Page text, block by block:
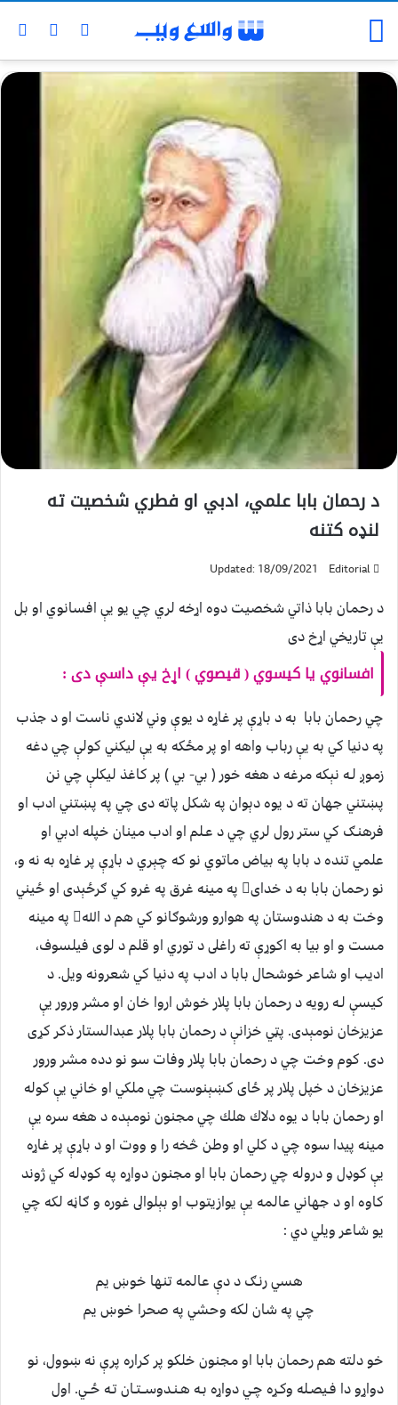
د رحمان بابا علمي، ادبي او فطري شخصيت ته
لنډه كتنه
Editorial
Updated: 18/09/2021
د رحمان بابا ذاتي شخصيت دوه اړخه لري چي يو يې افسانوي او بل
يې تاريخي اړخ دى
افسانوي يا كيسوي ( قيصوي ) اړخ يې داسې دى :
چي رحمان بابا به د باړې پر غاړه د يوې وني لاندي ناست او د جذب
په دنيا كي به يې رباب واهه او پر مځكه به يې ليكني كولې چي دغه
زموږ لـه نېكه مرغه د هغه خور ( بي- بي ) پر كاغذ ليكلې چي نن
پښتني جهان ته د يوه دېوان په شكل پاته دى چي په پښتني ادب او
فرهنـګ كي ستر رول لري چي د عـلم او ادب مينان خپله ادبي او
علمي تنده د بابا په بياض ماتوي نو كه چېري د باړې پر غاړه به نه و،
نو رحمان بابا به د خداى په مينه غرق په غرو كي ګرځېدى او ځيني
وخت به د هندوستان په هوارو ورشوګانو كي هم د الله په مينه
مست و او بيا به اكوړې ته راغلى د توري او قلم د لوى فيلسوف،
اديب او شاعر خوشحال بابا د ادب په دنيا كي شعرونه ويل. د
كيسې لـه رويه د رحمان بابا پلار خوش اروا خان او مشر ورور يې
عزيزخان نومېدى. پټي خزانې د رحمان بابا پلار عبدالستار ذكر كړى
دى. كوم وخت چي د رحمان بابا پلار وفات سو نو دده مشر ورور
عزيزخان د خپل پلار پر ځاى كښېنوست چي ملكي او خاني يې كوله
او رحمان بابا د يوه دلاك هلك چي مجنون نومېده د هغه سره يې
مينه پيدا سوه چي د كلي او وطن څخه را و ووت او د باړې پر غاړه
يې كوډل و دروله چي رحمان بابا او مجنون دواړه په كوډله كي ژوند
كاوه او د جهاني عالمه يې يوازيتوب او بېلوالى غوره و ګاڼه لكه چي
يو شاعر ويلي دي :
هسي رنـګ د دې عالمه تنها خوښ يم
چي په شان لكه وحشي په صحرا خوښ يم
خو دلته هم رحمان بابا او مجنون خلكو پر كراره پرې نه ښوول، نو
دواړو دا فـيصـله وكـړه چـي دواړه بـه هـنـدوســتـان تـه ځــي. اول